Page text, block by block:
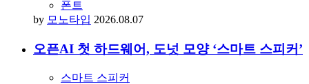
폰트
by 모노타입 2026.08.07
오픈AI 첫 하드웨어, 도넛 모양 ‘스마트 스피커’
스마트 스피커